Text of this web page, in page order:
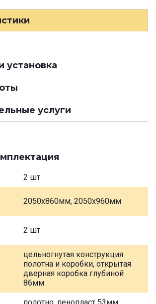
установка
услуги
2 шт
2050х860мм, 2050х960мм
2 шт
цельногнутая конструкция
полотна и коробки, открытая
дверная коробка глубиной
86мм
полотно, пенопласт 53мм